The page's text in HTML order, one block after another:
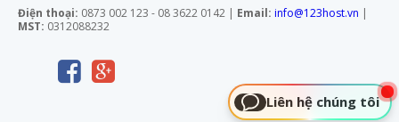
Điện thoại: 0873 002 123 - 08 3622 0142 | Email: info@123host.vn |
MST: 0312088232
Liên hệ chúng tôi